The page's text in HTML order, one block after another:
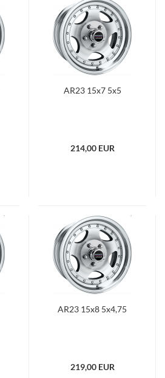
AR23 15x7 5x5
214,00 EUR
AR23 15x8 5x4,75
219,00 EUR